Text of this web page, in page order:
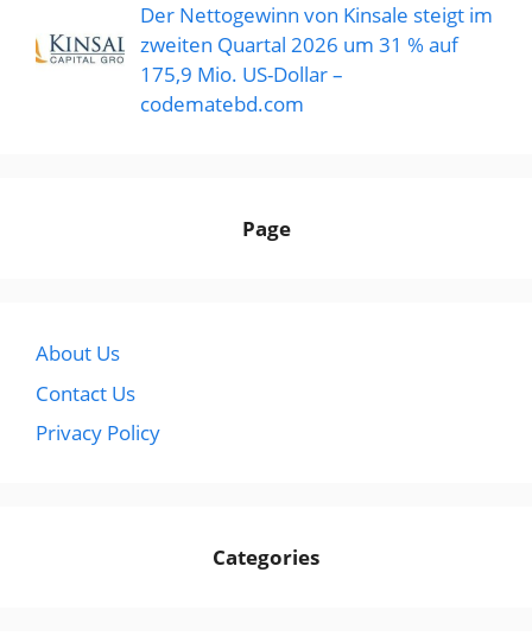
Der Nettogewinn von Kinsale steigt im
zweiten Quartal 2026 um 31 % auf
175,9 Mio. US-Dollar –
codematebd.com
Page
About Us
Contact Us
Privacy Policy
Categories